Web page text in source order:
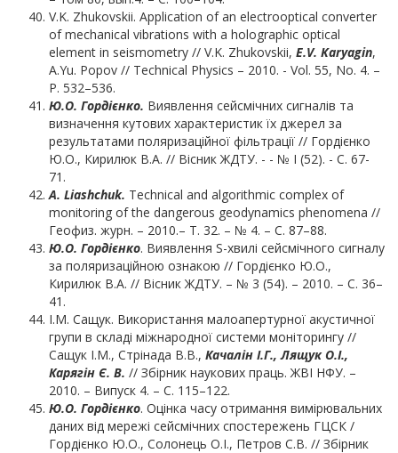
V.K. Zhukovskii. Application of an electrooptical converter
of mechanical vibrations with a holographic optical
element in seismometry // V.K. Zhukovskii, E.V. Karyagin,
A.Yu. Popov // Technical Physics – 2010. - Vol. 55, No. 4. –
P. 532–536.
Ю.О. Гордієнко. Виявлення сейсмічних сигналів та
визначення кутових характеристик їх джерел за
результатами поляризаційної фільтрації // Гордієнко
Ю.О., Кирилюк В.А. // Вісник ЖДТУ. - - № І (52). - С. 67-
71.
А. Liashchuk. Technical and algorithmic complex of
monitoring of the dangerous geodynamics phenomena //
Геофиз. журн. – 2010.– Т. 32. – № 4. – С. 87–88.
Ю.О. Гордієнко. Виявлення S-хвилі сейсмічного сигналу
за поляризаційною ознакою // Гордієнко Ю.О.,
Кирилюк В.А. // Вісник ЖДТУ. – № 3 (54). – 2010. – С. 36–
41.
І.М. Сащук. Використання малоапертурної акустичної
групи в складі міжнародної системи моніторингу //
Сащук І.М., Стрінада В.В., Качалін І.Г., Лящук О.І.,
Карягін Є. В. // Збірник наукових праць. ЖВІ НФУ. –
2010. – Випуск 4. – С. 115–122.
Ю.О. Гордієнко. Оцінка часу отримання вимірювальних
даних від мережі сейсмічних спостережень ГЦСК /
Гордієнко Ю.О., Солонець О.І., Петров С.В. // Збірник